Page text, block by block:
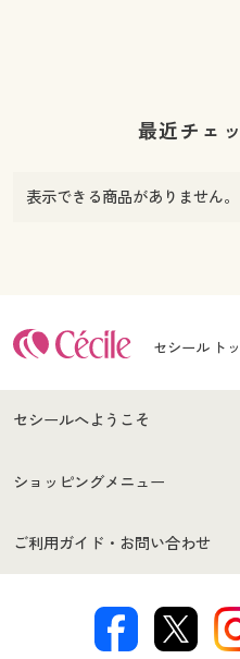
最近チェ
表示できる商品がありません。
セシール ト
セシールへようこそ
はじめての方へ
セシールご利用規約
著作権・商標について
ショッピングメニュー
商品カテゴリ
ご利用ガイド・お問い合わせ
交換・返品は